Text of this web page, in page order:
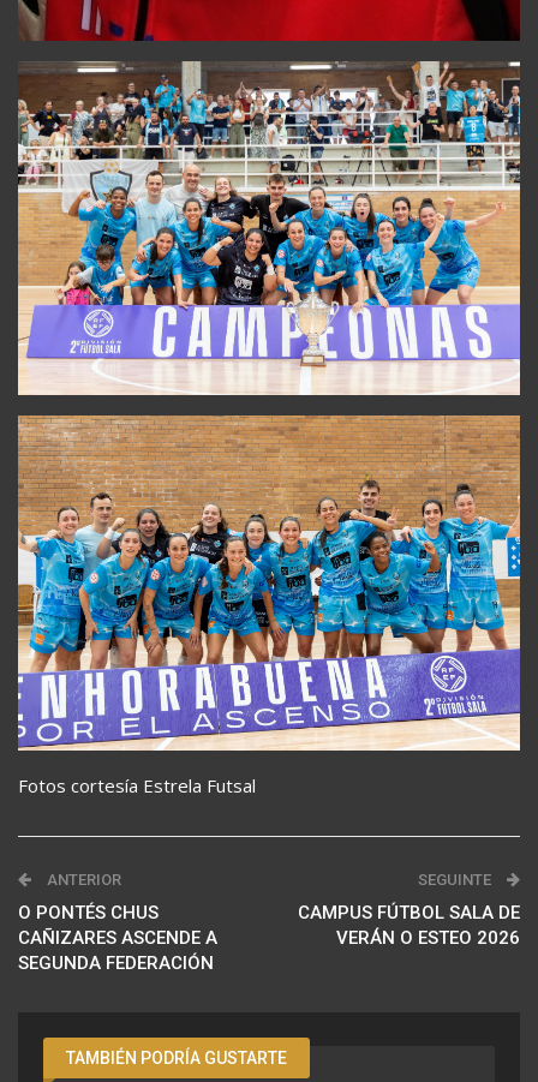
Fotos cortesía Estrela Futsal
ANTERIOR
O PONTÉS CHUS
CAÑIZARES ASCENDE A
SEGUNDA FEDERACIÓN
SEGUINTE
CAMPUS FÚTBOL SALA DE
VERÁN O ESTEO 2026
TAMBIÉN PODRÍA GUSTARTE